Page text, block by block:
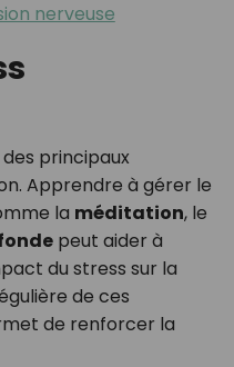
nerveuse
principaux
Apprendre à gérer le
la méditation, le
peut aider à
du stress sur la
de ces
de renforcer la